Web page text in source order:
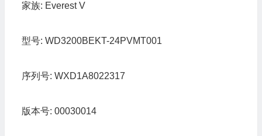
家族: Everest V
型号: WD3200BEKT-24PVMT001
序列号: WXD1A8022317
版本号: 00030014